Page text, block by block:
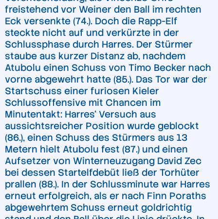
freistehend vor Weiner den Ball im rechten
Eck versenkte (74.). Doch die Rapp-Elf
steckte nicht auf und verkürzte in der
Schlussphase durch Harres. Der Stürmer
staube aus kurzer Distanz ab, nachdem
Atubolu einen Schuss von Timo Becker nach
vorne abgewehrt hatte (85.). Das Tor war der
Startschuss einer furiosen Kieler
Schlussoffensive mit Chancen im
Minutentakt: Harres‘ Versuch aus
aussichtsreicher Position wurde geblockt
(86.), einen Schuss des Stürmers aus 13
Metern hielt Atubolu fest (87.) und einen
Aufsetzer von Winterneuzugang David Zec
bei dessen Startelfdebüt ließ der Torhüter
prallen (88.). In der Schlussminute war Harres
erneut erfolgreich, als er nach Finn Poraths
abgewehrtem Schuss erneut goldrichtig